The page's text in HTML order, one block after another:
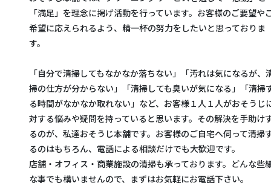
「満足」を理念に掲げ活動を行っています。お客様のご要望や
希望に応えられるよう、精一杯の努力をしたいと思っておりま
す。
「自分で清掃してもなかなか落ちない」「汚れは気になるが、
掃の仕方が分からない」「清掃しても臭いが気になる」「清掃
る時間がなかなか取れない」など、お客様１人１人がおそうじ
対する悩みや疑問を持っていると思います。その解決を手助け
るのが、私達おそうじ本舗です。お客様のご自宅へ伺って清掃
るのはもちろん、電話による相談だけでも大歓迎です。
店舗・オフィス・商業施設の清掃も承っております。どんな些
な事でも構いませんので、まずはお気軽にお電話下さい。